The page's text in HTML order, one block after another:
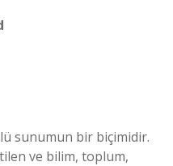
sunumun bir biçimidir.
ve bilim, toplum,